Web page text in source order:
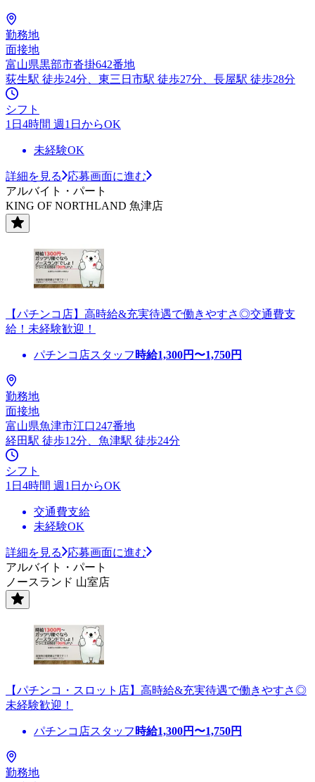
勤務地
面接地
富山県黒部市沓掛642番地
荻生駅 徒歩24分、東三日市駅 徒歩27分、長屋駅 徒歩28分
シフト
1日4時間 週1日からOK
未経験OK
詳細を見る
応募画面に進む
アルバイト・パート
KING OF NORTHLAND 魚津店
【パチンコ店】高時給&充実待遇で働きやすさ◎交通費支
給！未経験歓迎！
パチンコ店スタッフ 時給1,300円〜1,750円
勤務地
面接地
富山県魚津市江口247番地
経田駅 徒歩12分、魚津駅 徒歩24分
シフト
1日4時間 週1日からOK
交通費支給
未経験OK
詳細を見る
応募画面に進む
アルバイト・パート
ノースランド 山室店
【パチンコ・スロット店】高時給&充実待遇で働きやすさ◎
未経験歓迎！
パチンコ店スタッフ 時給1,300円〜1,750円
勤務地